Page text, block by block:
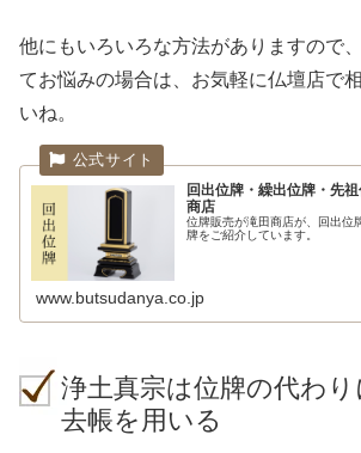
他にもいろいろな方法がありますので
てお悩みの場合は、お気軽に仏壇店で
いね。
回出位牌・繰出位牌・先
商店
位牌販売が滝田商店が、回出位
牌をご紹介しています。
www.butsudanya.co.jp
浄土真宗は位牌の代わ
去帳を用いる